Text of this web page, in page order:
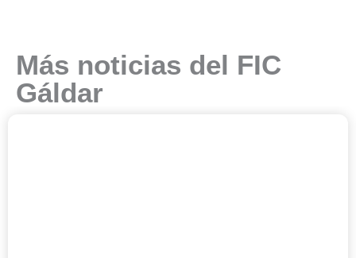
Más noticias del FIC
Gáldar